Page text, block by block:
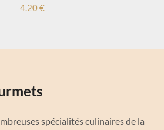
4.20 €
spécialités culinaires de la